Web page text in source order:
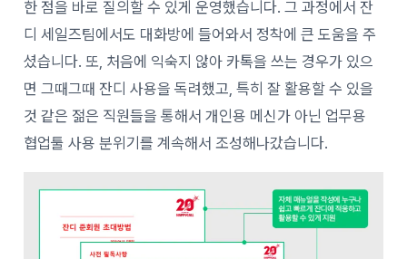
한 점을 바로 질의할 수 있게 운영했습니다. 그 과정에서 잔
디 세일즈팀에서도 대화방에 들어와서 정착에 큰 도움을 주
셨습니다. 또, 처음에 익숙지 않아 카톡을 쓰는 경우가 있으
면 그때그때 잔디 사용을 독려했고, 특히 잘 활용할 수 있을
것 같은 젊은 직원들을 통해서 개인용 메신가 아닌 업무용
협업툴 사용 분위기를 계속해서 조성해나갔습니다.